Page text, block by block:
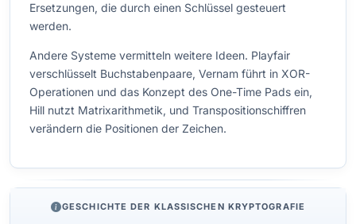
Ersetzungen, die durch einen Schlüssel gesteuert
werden.
Andere Systeme vermitteln weitere Ideen. Playfair
verschlüsselt Buchstabenpaare, Vernam führt in XOR-
Operationen und das Konzept des One-Time Pads ein,
Hill nutzt Matrixarithmetik, und Transpositionschiffren
verändern die Positionen der Zeichen.
GESCHICHTE DER KLASSISCHEN KRYPTOGRAFIE